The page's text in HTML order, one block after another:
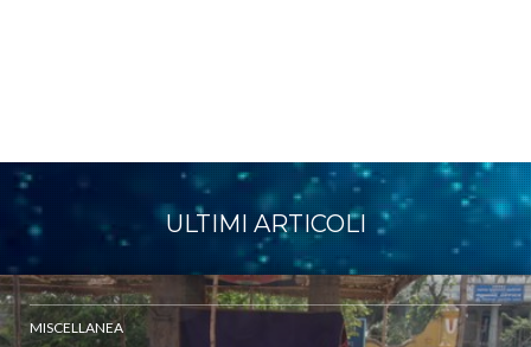
ULTIMI ARTICOLI
MISCELLANEA